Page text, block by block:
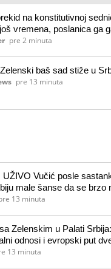
na konstitutivnoj
vremena, poslanica ga
pre 2 minuta
baš sad stiže u
pre 13 minuta
UŽIVO Vučić posle
male šanse da se brzo
nikad nećemo kočiti"
13 minuta
Zelenskim u Palati
odnosi i evropski put
13 minuta